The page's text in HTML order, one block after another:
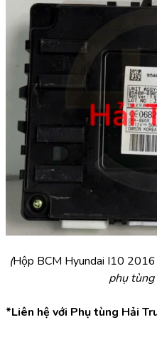
(Hộp BCM Hyundai I10
phụ tùng
*Liên hệ với Phụ tùng Hải